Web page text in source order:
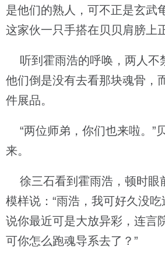
是他们的熟人，可不正是玄武
这家伙一只手搭在贝贝肩膀上
听到霍雨浩的呼唤，两人不
他们倒是没有去看那块魂骨，
件展品。
“两位师弟，你们也来啦。”
来。
徐三石看到霍雨浩，顿时眼
模样说：“雨浩，我可好久没
说你最近可是大放异彩，连言
可你怎么跑魂导系去了？”